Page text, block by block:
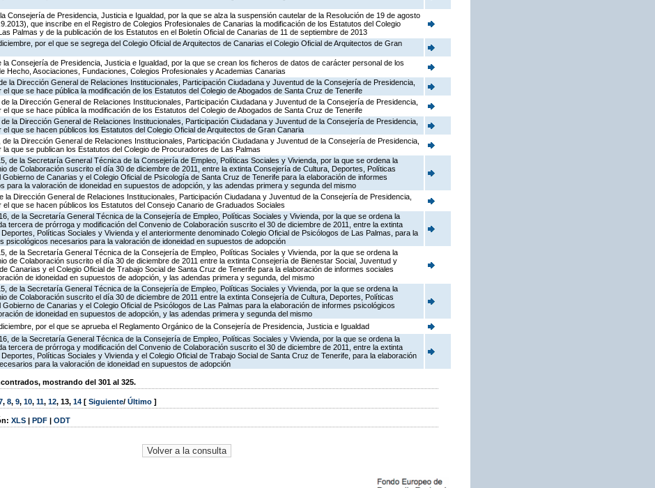
Consejería de Presidencia, Justicia e Igualdad, por la que se alza la suspensión cautelar de la Resolución de 19 de agosto
que inscribe en el Registro de Colegios Profesionales de Canarias la modificación de los Estatutos del Colegio
Palmas y de la publicación de los Estatutos en el Boletín Oficial de Canarias de 11 de septiembre de 2013
por el que se segrega del Colegio Oficial de Arquitectos de Canarias el Colegio Oficial de Arquitectos de Gran
la Consejería de Presidencia, Justicia e Igualdad, por la que se crean los ficheros de datos de carácter personal de los
Hecho, Asociaciones, Fundaciones, Colegios Profesionales y Academias Canarias
la Dirección General de Relaciones Institucionales, Participación Ciudadana y Juventud de la Consejería de Presidencia,
que se hace pública la modificación de los Estatutos del Colegio de Abogados de Santa Cruz de Tenerife
la Dirección General de Relaciones Institucionales, Participación Ciudadana y Juventud de la Consejería de Presidencia,
que se hace pública la modificación de los Estatutos del Colegio de Abogados de Santa Cruz de Tenerife
la Dirección General de Relaciones Institucionales, Participación Ciudadana y Juventud de la Consejería de Presidencia,
el que se hacen públicos los Estatutos del Colegio Oficial de Arquitectos de Gran Canaria
la Dirección General de Relaciones Institucionales, Participación Ciudadana y Juventud de la Consejería de Presidencia,
la que se publican los Estatutos del Colegio de Procuradores de Las Palmas
de la Secretaría General Técnica de la Consejería de Empleo, Políticas Sociales y Vivienda, por la que se ordena la
de Colaboración suscrito el día 30 de diciembre de 2011, entre la extinta Consejería de Cultura, Deportes, Políticas
Gobierno de Canarias y el Colegio Oficial de Psicología de Santa Cruz de Tenerife para la elaboración de informes
para la valoración de idoneidad en supuestos de adopción, y las adendas primera y segunda del mismo
la Dirección General de Relaciones Institucionales, Participación Ciudadana y Juventud de la Consejería de Presidencia,
el que se hacen públicos los Estatutos del Consejo Canario de Graduados Sociales
de la Secretaría General Técnica de la Consejería de Empleo, Políticas Sociales y Vivienda, por la que se ordena la
tercera de prórroga y modificación del Convenio de Colaboración suscrito el 30 de diciembre de 2011, entre la extinta
Políticas Sociales y Vivienda y el anteriormente denominado Colegio Oficial de Psicólogos de Las Palmas, para la
psicológicos necesarios para la valoración de idoneidad en supuestos de adopción
de la Secretaría General Técnica de la Consejería de Empleo, Políticas Sociales y Vivienda, por la que se ordena la
de Colaboración suscrito el día 30 de diciembre de 2011 entre la extinta Consejería de Bienestar Social, Juventud y
Canarias y el Colegio Oficial de Trabajo Social de Santa Cruz de Tenerife para la elaboración de informes sociales
de idoneidad en supuestos de adopción, y las adendas primera y segunda, del mismo
de la Secretaría General Técnica de la Consejería de Empleo, Políticas Sociales y Vivienda, por la que se ordena la
de Colaboración suscrito el día 30 de diciembre de 2011 entre la extinta Consejería de Cultura, Deportes, Políticas
Gobierno de Canarias y el Colegio Oficial de Psicólogos de Las Palmas para la elaboración de informes psicológicos
de idoneidad en supuestos de adopción, y las adendas primera y segunda del mismo
por el que se aprueba el Reglamento Orgánico de la Consejería de Presidencia, Justicia e Igualdad
de la Secretaría General Técnica de la Consejería de Empleo, Políticas Sociales y Vivienda, por la que se ordena la
tercera de prórroga y modificación del Convenio de Colaboración suscrito el 30 de diciembre de 2011, entre la extinta
Políticas Sociales y Vivienda y el Colegio Oficial de Trabajo Social de Santa Cruz de Tenerife, para la elaboración
para la valoración de idoneidad en supuestos de adopción
mostrando del 301 al 325.
, 8, 9, 10, 11, 12, 13, 14 [ Siguiente/ Último ]
XLS | PDF | ODT